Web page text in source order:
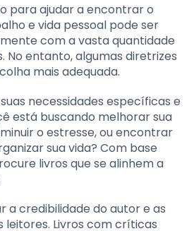
para ajudar a encontrar o
e vida pessoal pode ser
com a vasta quantidade
No entanto, algumas diretrizes
mais adequada.
necessidades específicas e
está buscando melhorar sua
o estresse, ou encontrar
sua vida? Com base
livros que se alinhem a
a credibilidade do autor e as
leitores. Livros com críticas